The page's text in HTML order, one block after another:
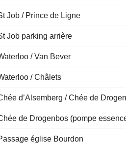
Job / Prince de Ligne
Job parking arrière
/ Van Bever
/ Châlets
d’Alsemberg / Chée de
de Drogenbos (pompe
église Bourdon